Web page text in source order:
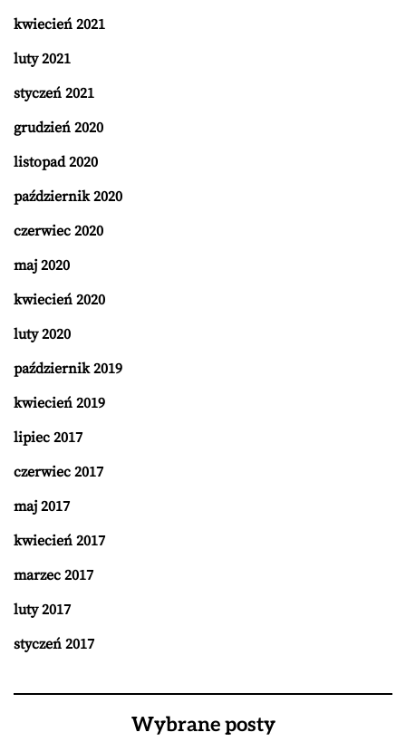
kwiecień 2021
luty 2021
styczeń 2021
grudzień 2020
listopad 2020
październik 2020
czerwiec 2020
maj 2020
kwiecień 2020
luty 2020
październik 2019
kwiecień 2019
lipiec 2017
czerwiec 2017
maj 2017
kwiecień 2017
marzec 2017
luty 2017
styczeń 2017
Wybrane posty